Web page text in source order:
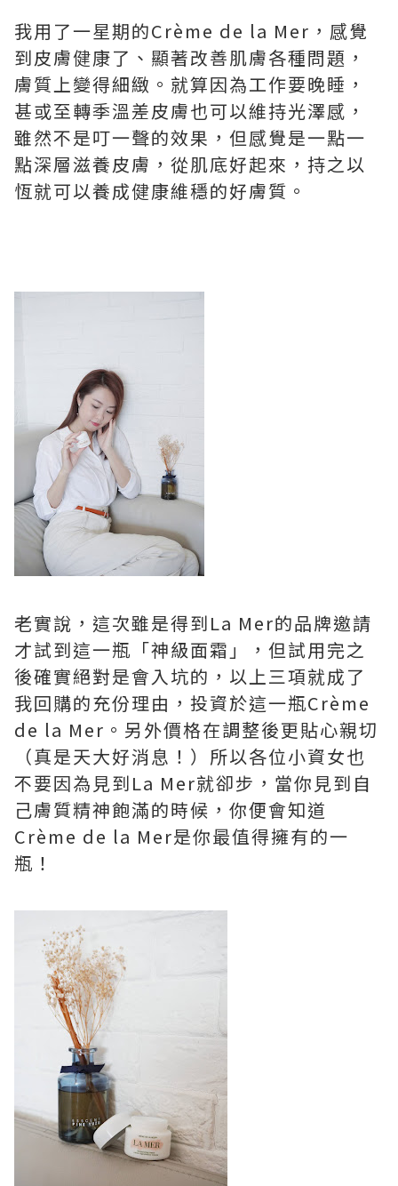
我用了一星期的Crème de la Mer，感覺
到皮膚健康了、顯著改善肌膚各種問題，
膚質上變得細緻。就算因為工作要晚睡，
甚或至轉季溫差皮膚也可以維持光澤感，
雖然不是叮一聲的效果，但感覺是一點一
點深層滋養皮膚，從肌底好起來，持之以
恆就可以養成健康維穩的好膚質。
老實說，這次雖是得到La Mer的品牌邀請
才試到這一瓶「神級面霜」，但試用完之
後確實絕對是會入坑的，以上三項就成了
我回購的充份理由，投資於這一瓶Crème
de la Mer。另外價格在調整後更貼心親切
（真是天大好消息！）所以各位小資女也
不要因為見到La Mer就卻步，當你見到自
己膚質精神飽滿的時候，你便會知道
Crème de la Mer是你最值得擁有的一
瓶！